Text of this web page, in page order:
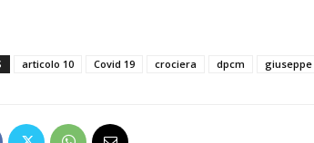
articolo 10 Covid 19 crociera dpcm